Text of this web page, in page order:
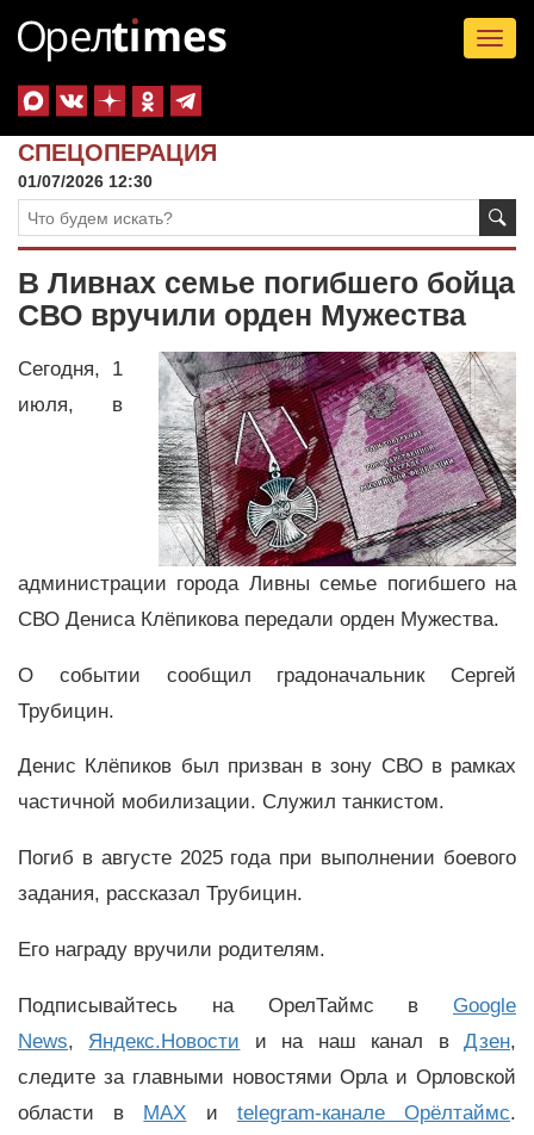
СПЕЦОПЕРАЦИЯ
01/07/2026 12:30
В Ливнах семье погибшего бойца
СВО вручили орден Мужества
Сегодня, 1
июля, в
администрации города Ливны семье погибшего на
СВО Дениса Клёпикова передали орден Мужества.
О событии сообщил градоначальник Сергей
Трубицин.
Денис Клёпиков был призван в зону СВО в рамках
частичной мобилизации. Служил танкистом.
Погиб в августе 2025 года при выполнении боевого
задания, рассказал Трубицин.
Его награду вручили родителям.
Подписывайтесь на ОрелТаймс в Google
News, Яндекс.Новости и на наш канал вДзен,
следите за главными новостями Орла и Орловской
области в MAX и telegram-канале Орёлтаймс.